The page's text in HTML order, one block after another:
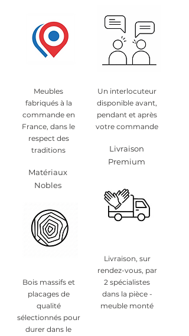
Meubles
fabriqués à la
commande en
France, dans le
respect des
traditions
Matériaux
Nobles
Bois massifs et
placages de
qualité
sélectionnés pour
durer dans le
Un interlocuteur
disponible avant,
pendant et après
votre commande
Livraison
Premium
Livraison, sur
rendez-vous, par
2 spécialistes
dans la pièce -
meuble monté